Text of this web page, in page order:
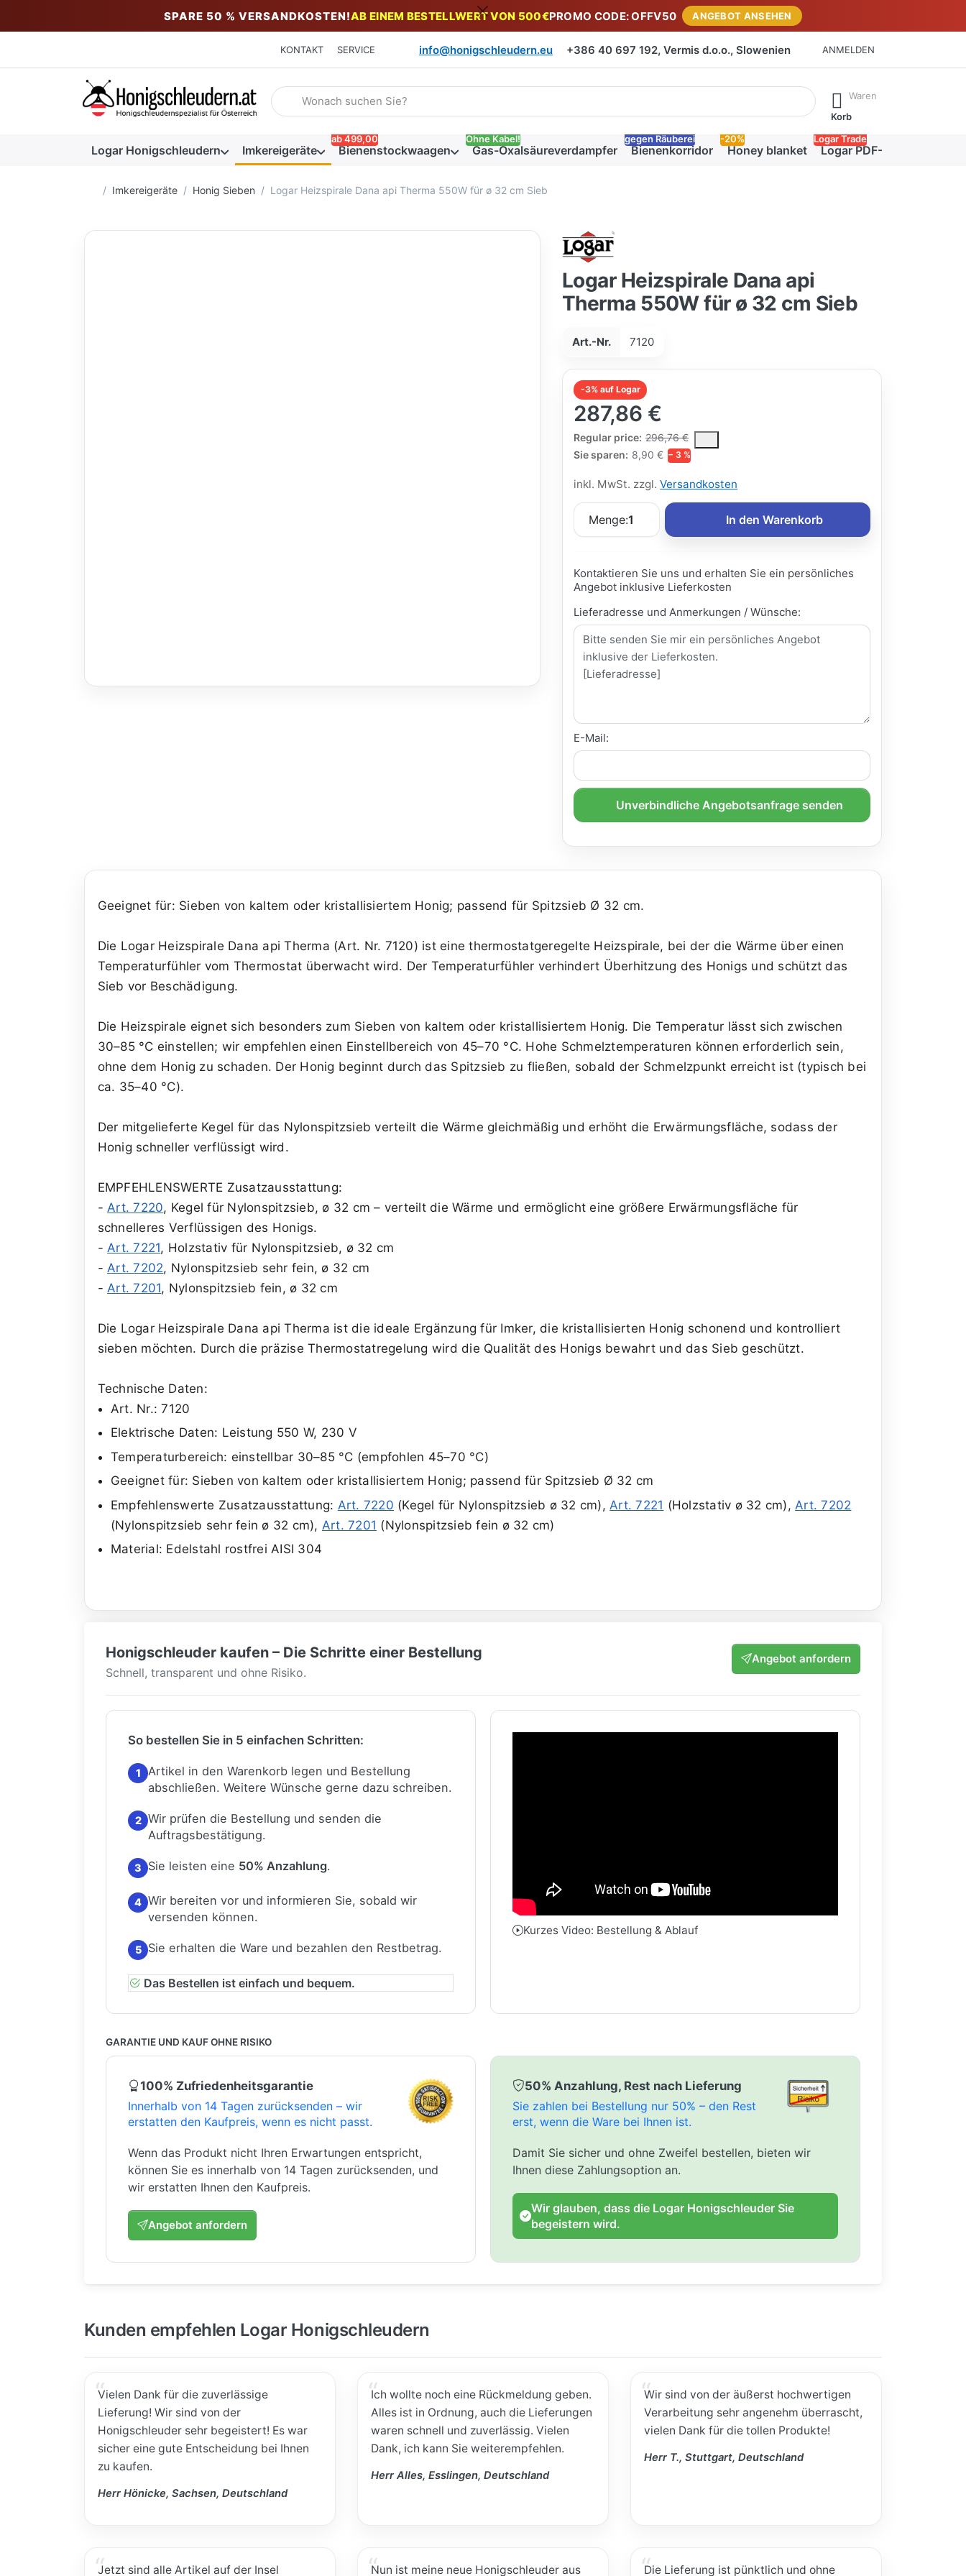
SPARE 50 % VERSANDKOSTEN!AB EINEM BESTELLWERT VON 500€PROMO CODE: OFFV50 ANGEBOT ANSEHEN
KONTAKT SERVICE info@honigschleudern.eu +386 40 697 192, Vermis d.o.o., Slowenien ANMELDEN
Geben Sie einen Suchbegriff ein. Während Sie tippen, erscheinen automatisch erste Ergebnisse. Drücken Sie die Eingabetaste, um alle
Waren
Korb
Logar Honigschleudern Imkereigeräte Bienenstockwaagen
ab 499,00
Gas-Oxalsäureverdampfer
Ohne Kabel!
Bienenkorridor
gegen Räuberei
Honey blanket
-20%
Logar PDF-Katalog
Logar Trade
Startseite
Imkereigeräte Honig Sieben Logar Heizspirale Dana api Therma 550W für ø 32 cm Sieb
Logar Heizspirale Dana api
Therma 550W für ø 32 cm Sieb
Art.-Nr. 7120
-3% auf Logar
287,86 €
Regular price: 296,76 €
The Regular Price is the median selling price paid by customers for a product,
Sie sparen: 8,90 € − 3 %
inkl. MwSt. zzgl.Versandkosten
Menge:1 In den Warenkorb
Kontaktieren Sie uns und erhalten Sie ein persönliches
Angebot inklusive Lieferkosten
Lieferadresse und Anmerkungen / Wünsche:
E-Mail:
Unverbindliche Angebotsanfrage senden
Geeignet für: Sieben von kaltem oder kristallisiertem Honig; passend für Spitzsieb Ø 32 cm.
Die Logar Heizspirale Dana api Therma (Art. Nr. 7120) ist eine thermostatgeregelte Heizspirale, bei der die Wärme über einen
Temperaturfühler vom Thermostat überwacht wird. Der Temperaturfühler verhindert Überhitzung des Honigs und schützt das
Sieb vor Beschädigung.
Die Heizspirale eignet sich besonders zum Sieben von kaltem oder kristallisiertem Honig. Die Temperatur lässt sich zwischen
30–85 °C einstellen; wir empfehlen einen Einstellbereich von 45–70 °C. Hohe Schmelztemperaturen können erforderlich sein,
ohne dem Honig zu schaden. Der Honig beginnt durch das Spitzsieb zu fließen, sobald der Schmelzpunkt erreicht ist (typisch bei
ca. 35–40 °C).
Der mitgelieferte Kegel für das Nylonspitzsieb verteilt die Wärme gleichmäßig und erhöht die Erwärmungsfläche, sodass der
Honig schneller verflüssigt wird.
EMPFEHLENSWERTE Zusatzausstattung:
- Art. 7220, Kegel für Nylonspitzsieb, ø 32 cm – verteilt die Wärme und ermöglicht eine größere Erwärmungsfläche für
schnelleres Verflüssigen des Honigs.
- Art. 7221, Holzstativ für Nylonspitzsieb, ø 32 cm
- Art. 7202, Nylonspitzsieb sehr fein, ø 32 cm
- Art. 7201, Nylonspitzsieb fein, ø 32 cm
Die Logar Heizspirale Dana api Therma ist die ideale Ergänzung für Imker, die kristallisierten Honig schonend und kontrolliert
sieben möchten. Durch die präzise Thermostatregelung wird die Qualität des Honigs bewahrt und das Sieb geschützt.
Technische Daten:
Art. Nr.: 7120
Elektrische Daten: Leistung 550 W, 230 V
Temperaturbereich: einstellbar 30–85 °C (empfohlen 45–70 °C)
Geeignet für: Sieben von kaltem oder kristallisiertem Honig; passend für Spitzsieb Ø 32 cm
Empfehlenswerte Zusatzausstattung: Art. 7220 (Kegel für Nylonspitzsieb ø 32 cm), Art. 7221 (Holzstativ ø 32 cm), Art. 7202
(Nylonspitzsieb sehr fein ø 32 cm), Art. 7201 (Nylonspitzsieb fein ø 32 cm)
Material: Edelstahl rostfrei AISI 304
Honigschleuder kaufen – Die Schritte einer Bestellung
Schnell, transparent und ohne Risiko.
Angebot anfordern
So bestellen Sie in 5 einfachen Schritten:
1
Artikel in den Warenkorb legen und Bestellung
abschließen. Weitere Wünsche gerne dazu schreiben.
2 Wir prüfen die Bestellung und senden die
Auftragsbestätigung.
3 Sie leisten eine 50% Anzahlung.
4 Wir bereiten vor und informieren Sie, sobald wir
versenden können.
5 Sie erhalten die Ware und bezahlen den Restbetrag.
Das Bestellen ist einfach und bequem.
Kurzes Video: Bestellung & Ablauf
GARANTIE UND KAUF OHNE RISIKO
100% Zufriedenheitsgarantie
Innerhalb von 14 Tagen zurücksenden – wir
erstatten den Kaufpreis, wenn es nicht passt.
Wenn das Produkt nicht Ihren Erwartungen entspricht,
können Sie es innerhalb von 14 Tagen zurücksenden, und
wir erstatten Ihnen den Kaufpreis.
Angebot anfordern
50% Anzahlung, Rest nach Lieferung
Sie zahlen bei Bestellung nur 50% – den Rest
erst, wenn die Ware bei Ihnen ist.
Damit Sie sicher und ohne Zweifel bestellen, bieten wir
Ihnen diese Zahlungsoption an.
Wir glauben, dass die Logar Honigschleuder Sie
begeistern wird.
Kunden empfehlen Logar Honigschleudern
Vielen Dank für die zuverlässige
Lieferung! Wir sind von der
Honigschleuder sehr begeistert! Es war
sicher eine gute Entscheidung bei Ihnen
zu kaufen.
Herr Hönicke, Sachsen, Deutschland
Ich wollte noch eine Rückmeldung geben.
Alles ist in Ordnung, auch die Lieferungen
waren schnell und zuverlässig. Vielen
Dank, ich kann Sie weiterempfehlen.
Herr Alles, Esslingen, Deutschland
Wir sind von der äußerst hochwertigen
Verarbeitung sehr angenehm überrascht,
vielen Dank für die tollen Produkte!
Herr T., Stuttgart, Deutschland
Jetzt sind alle Artikel auf der Insel Nun ist meine neue Honigschleuder aus Die Lieferung ist pünktlich und ohne